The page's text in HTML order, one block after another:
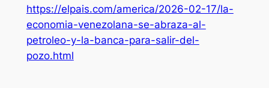
https://elpais.com/america/2026-02-17/la-
economia-venezolana-se-abraza-al-
petroleo-y-la-banca-para-salir-del-
pozo.html